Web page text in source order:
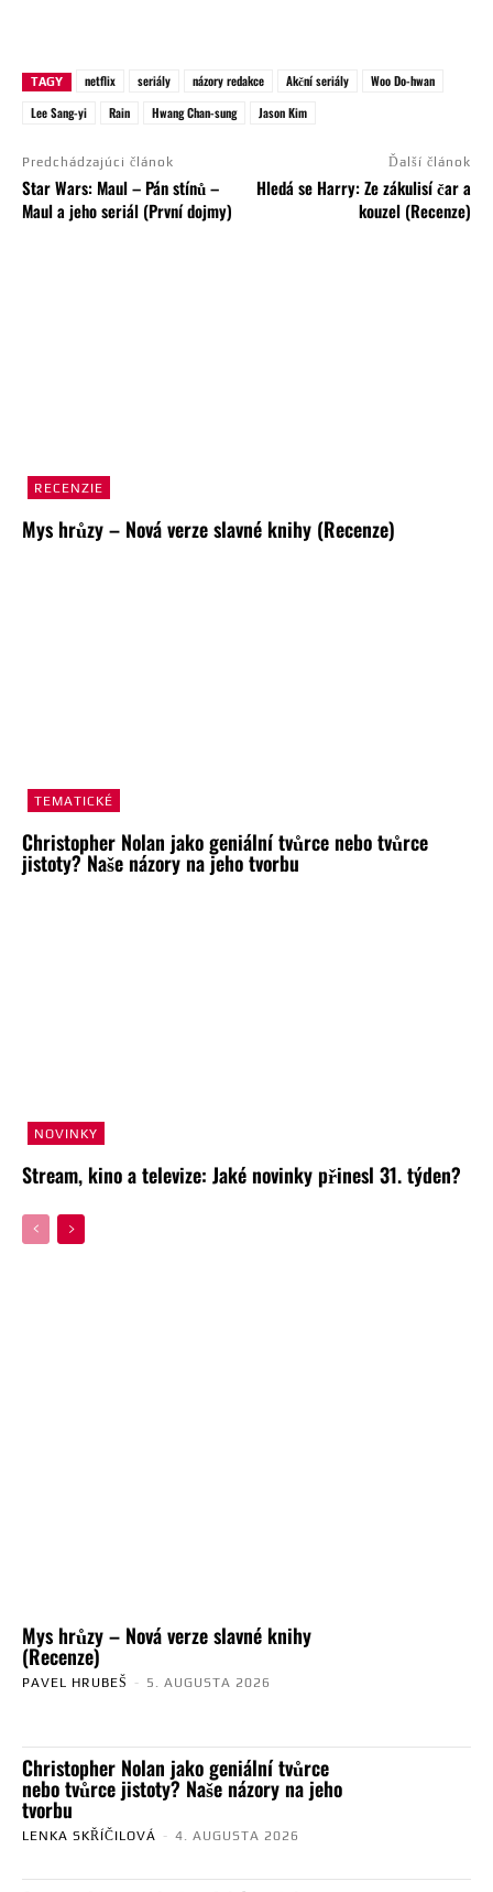
TAGY netflix seriály názory redakce Akční seriály
Woo Do-hwan
Lee Sang-yi
Rain Hwang Chan-sung Jason Kim
Predchádzajúci článok
Star Wars: Maul – Pán stínů –
Maul a jeho seriál (První dojmy)
Ďalší článok
Hledá se Harry: Ze zákulisí čar a
kouzel (Recenze)
RECENZIE
Mys hrůzy – Nová verze slavné knihy (Recenze)
TEMATICKÉ
Christopher Nolan jako geniální tvůrce nebo tvůrce
jistoty? Naše názory na jeho tvorbu
NOVINKY
Stream, kino a televize: Jaké novinky přinesl 31. týden?
Mys hrůzy – Nová verze slavné knihy
(Recenze)
PAVEL HRUBEŠ - 5. AUGUSTA 2026
Christopher Nolan jako geniální tvůrce
nebo tvůrce jistoty? Naše názory na jeho
tvorbu
LENKA SKŘÍČILOVÁ - 4. AUGUSTA 2026